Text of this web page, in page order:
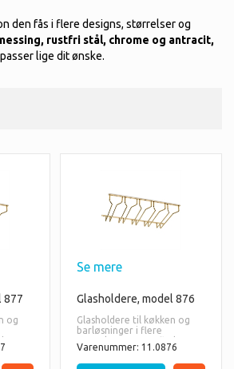
den fås i flere designs, størrelser og
rustfri stål, chrome og antracit,
lige dit ønske.
877
og
Se mere
Glasholdere, model 876
Glasholdere til køkken og
barløsninger i flere
størrelser og overflader.
Varenummer: 11.0876